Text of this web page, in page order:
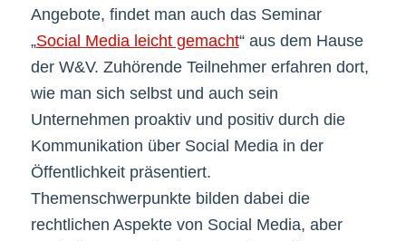
Angebote, findet man auch das Seminar
„Social Media leicht gemacht“ aus dem Hause
der W&V. Zuhörende Teilnehmer erfahren dort,
wie man sich selbst und auch sein
Unternehmen proaktiv und positiv durch die
Kommunikation über Social Media in der
Öffentlichkeit präsentiert.
Themenschwerpunkte bilden dabei die
rechtlichen Aspekte von Social Media, aber